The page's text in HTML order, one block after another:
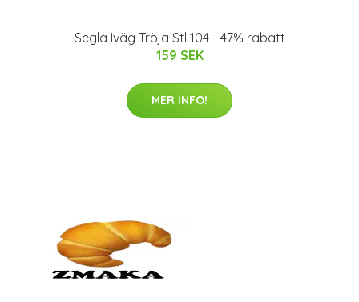
Segla Iväg Tröja Stl 104 - 47% rabatt
159 SEK
MER INFO!